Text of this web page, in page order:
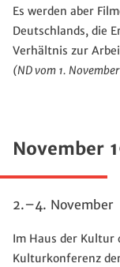
Es werden aber
Deutschlands, die
Verhältnis zur
(ND vom 1.
November
2.–4. November
Im Haus der Kultur
Kulturkonferenz